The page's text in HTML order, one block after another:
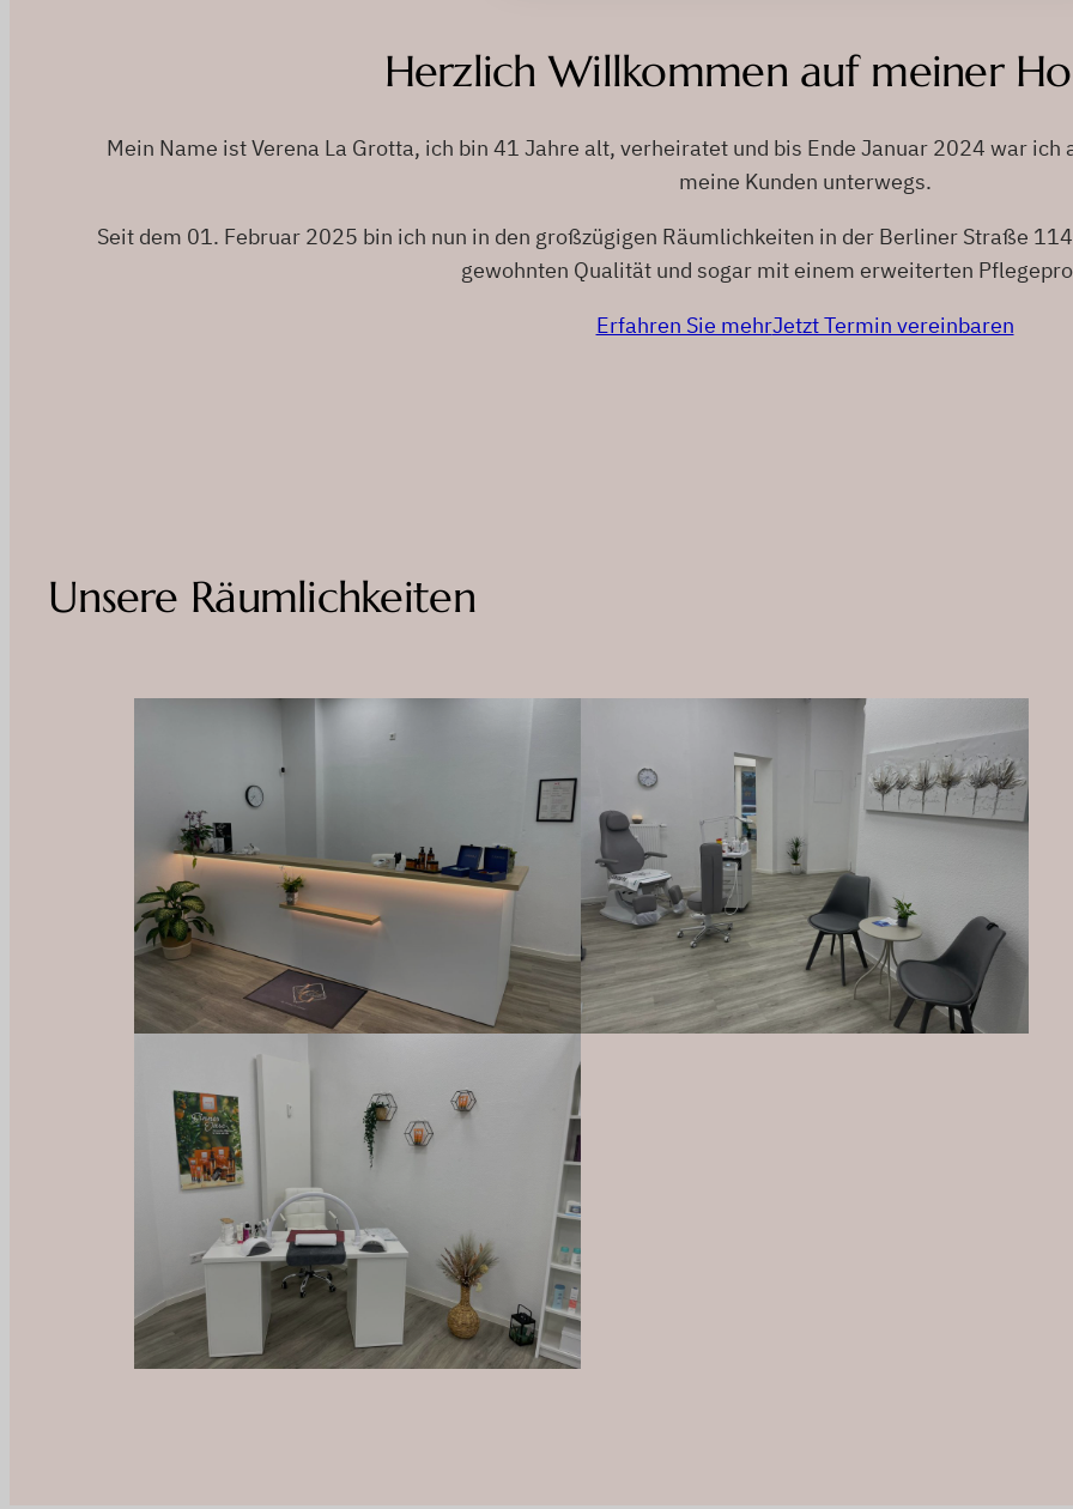
Herzlich Willkommen auf meiner
Mein Name ist Verena La Grotta, ich bin 41 Jahre alt, verheiratet und bis Ende Januar 2024 war
meine Kunden unterwegs.
Seit dem 01. Februar 2025 bin ich nun in den großzügigen Räumlichkeiten in der Berliner Straße
gewohnten Qualität und sogar mit einem erweiterten
Erfahren Sie mehrJetzt Termin vereinbaren
Unsere Räumlichkeiten